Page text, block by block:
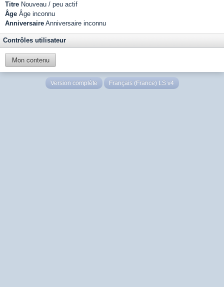
Titre Nouveau / peu actif
Âge Âge inconnu
Anniversaire Anniversaire inconnu
Contrôles utilisateur
Mon contenu
Version complète Français (France) LS v4